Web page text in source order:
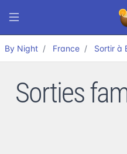
By Night France Sortir à
Sorties